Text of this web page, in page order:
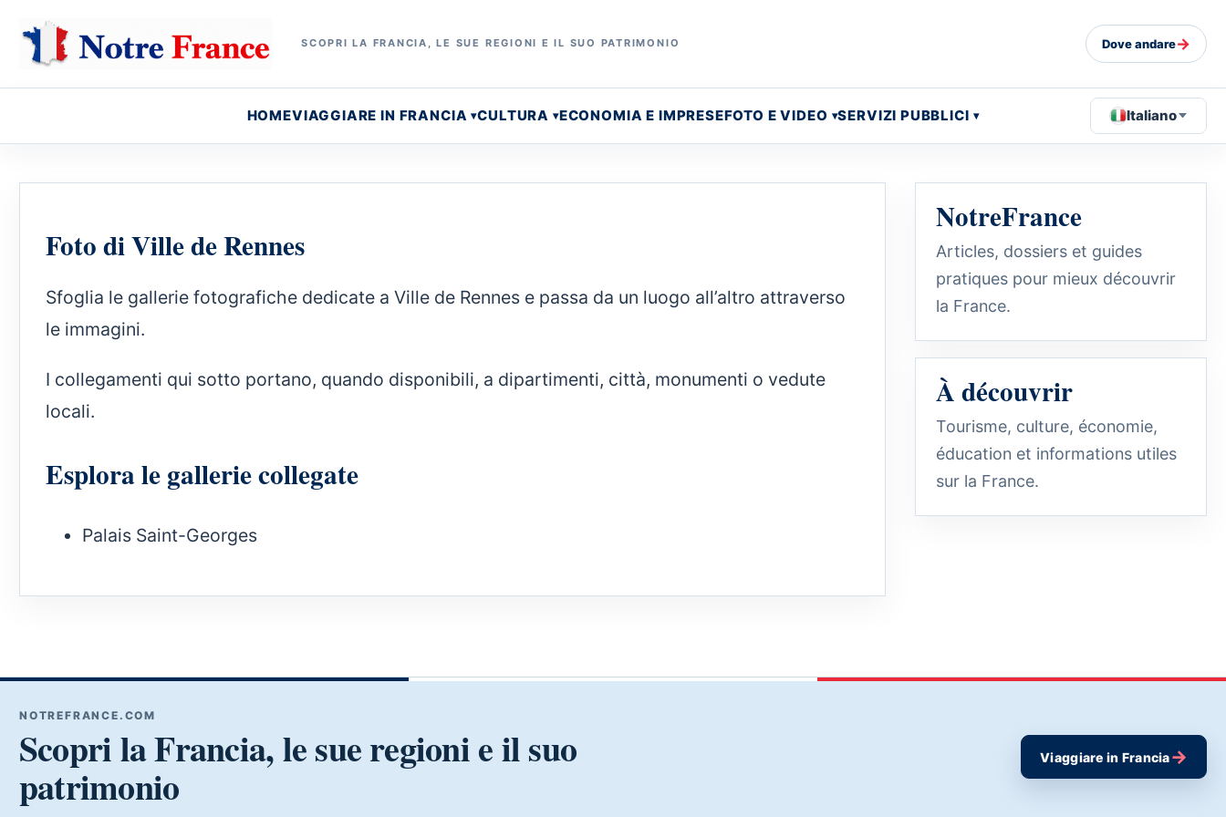
SCOPRI LA FRANCIA, LE SUE REGIONI E IL SUO PATRIMONIO Dove andare→
HOMEVIAGGIARE IN FRANCIA CULTURA ECONOMIA E IMPRESEFOTO E VIDEO SERVIZI PUBBLICI Italiano
Foto di Ville de Rennes
Sfoglia le gallerie fotografiche dedicate a Ville de Rennes e passa da un luogo all’altro attraverso
le immagini.
I collegamenti qui sotto portano, quando disponibili, a dipartimenti, città, monumenti o vedute
locali.
Esplora le gallerie collegate
Palais Saint-Georges
NotreFrance
Articles, dossiers et guides
pratiques pour mieux découvrir
la France.
À découvrir
Tourisme, culture, économie,
éducation et informations utiles
sur la France.
NOTREFRANCE.COM
Scopri la Francia, le sue regioni e il suo
patrimonio
Viaggiare in Francia→